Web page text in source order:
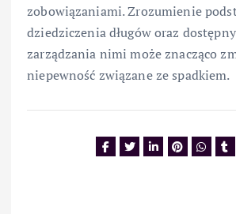
zobowiązaniami. Zrozumienie
dziedziczenia długów oraz
zarządzania nimi może znacząco
niepewność związane ze spadkiem.